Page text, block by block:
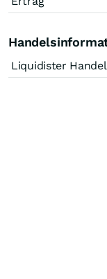
Liquidister